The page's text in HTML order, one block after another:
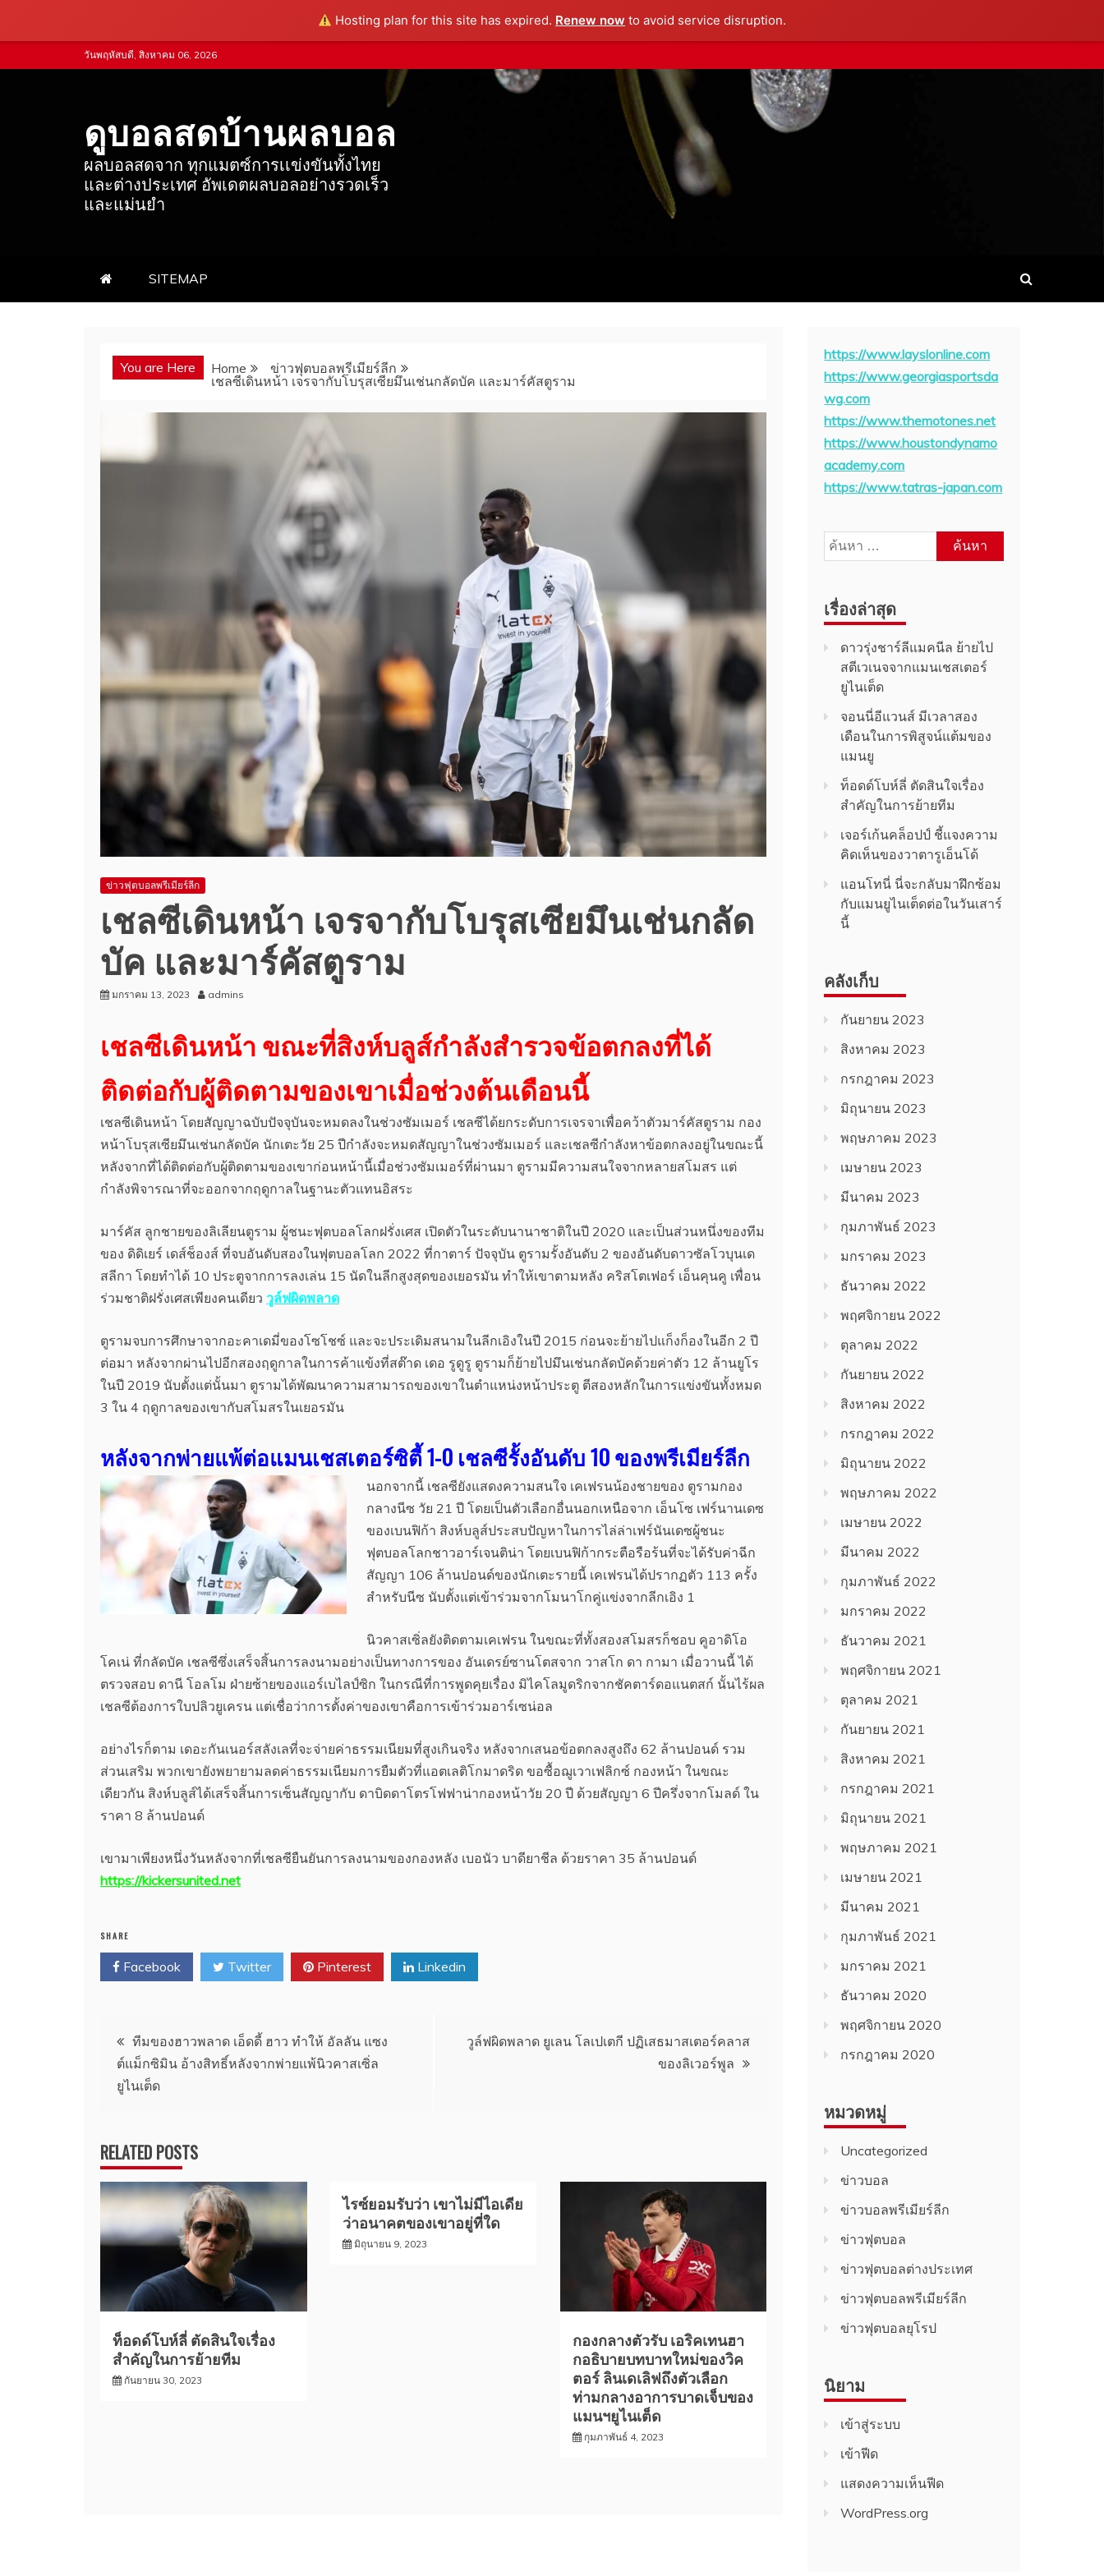
Hosting plan for this site has expired. Renew now to avoid service disruption.
to
วันพฤหัสบดี, สิงหาคม 06, 2026
ดูบอลสดบ้านผลบอล
ผลบอลสดจาก ทุกแมตซ์การเเข่งขันทั้งไทย
และต่างประเทศ อัพเดตผลบอลอย่างรวดเร็ว
และแม่นยำ
SITEMAP
You are Here Home
ข่าวฟุตบอลพรีเมียร์ลีก
เชลซีเดินหน้า เจรจากับโบรุสเซียมึนเช่นกลัดบัค และมาร์คัสตูราม
ข่าวฟุตบอลพรีเมียร์ลีก
เชลซีเดินหน้า เจรจากับโบรุสเซียมึนเช่นกลัด
บัค และมาร์คัสตูราม
มกราคม 13, 2023 admins
เชลซีเดินหน้า ขณะที่สิงห์บลูส์กำลังสำรวจข้อตกลงที่ได้
ติดต่อกับผู้ติดตามของเขาเมื่อช่วงต้นเดือนนี้
เชลซีเดินหน้า โดยสัญญาฉบับปัจจุบันจะหมดลงในช่วงซัมเมอร์ เชลซีได้ยกระดับการเจรจาเพื่อคว้าตัวมาร์คัสตูราม กอง
หน้าโบรุสเซียมึนเช่นกลัดบัค นักเตะวัย 25 ปีกำลังจะหมดสัญญาในช่วงซัมเมอร์ และเชลซีกำลังหาข้อตกลงอยู่ในขณะนี้
หลังจากที่ได้ติดต่อกับผู้ติดตามของเขาก่อนหน้านี้เมื่อช่วงซัมเมอร์ที่ผ่านมา ตูรามมีความสนใจจากหลายสโมสร แต่
กำลังพิจารณาที่จะออกจากฤดูกาลในฐานะตัวแทนอิสระ
มาร์คัส ลูกชายของลิเลียนตูราม ผู้ชนะฟุตบอลโลกฝรั่งเศส เปิดตัวในระดับนานาชาติในปี 2020 และเป็นส่วนหนึ่งของทีม
ของ ดิดิเยร์ เดส์ช็องส์ ที่จบอันดับสองในฟุตบอลโลก 2022 ที่กาตาร์ ปัจจุบัน ตูรามรั้งอันดับ 2 ของอันดับดาวซัลโวบุนเด
สลีกา โดยทำได้ 10 ประตูจากการลงเล่น 15 นัดในลีกสูงสุดของเยอรมัน ทำให้เขาตามหลัง คริสโตเฟอร์ เอ็นคุนคู เพื่อน
ร่วมชาติฝรั่งเศสเพียงคนเดียว วูล์ฟผิดพลาด
ตูรามจบการศึกษาจากอะคาเดมี่ของโซโชซ์ และจะประเดิมสนามในลีกเอิงในปี 2015 ก่อนจะย้ายไปแก็งก็องในอีก 2 ปี
ต่อมา หลังจากผ่านไปอีกสองฤดูกาลในการค้าแข้งที่สต๊าด เดอ รูดูรู ตูรามก็ย้ายไปมึนเช่นกลัดบัคด้วยค่าตัว 12 ล้านยูโร
ในปี 2019 นับตั้งแต่นั้นมา ตูรามได้พัฒนาความสามารถของเขาในตำแหน่งหน้าประตู ตีสองหลักในการแข่งขันทั้งหมด
3 ใน 4 ฤดูกาลของเขากับสโมสรในเยอรมัน
หลังจากพ่ายแพ้ต่อแมนเชสเตอร์ซิตี้ 1-0 เชลซีรั้งอันดับ 10 ของพรีเมียร์ลีก
นอกจากนี้ เชลซียังแสดงความสนใจ เคเฟรนน้องชายของ ตูรามกอง
กลางนีซ วัย 21 ปี โดยเป็นตัวเลือกอื่นนอกเหนือจาก เอ็นโซ เฟร์นานเดซ
ของเบนฟิก้า สิงห์บลูส์ประสบปัญหาในการไล่ล่าเฟร์นันเดซผู้ชนะ
ฟุตบอลโลกชาวอาร์เจนติน่า โดยเบนฟิก้ากระตือรือร้นที่จะได้รับค่าฉีก
สัญญา 106 ล้านปอนด์ของนักเตะรายนี้ เคเฟรนได้ปรากฏตัว 113 ครั้ง
สำหรับนีซ นับตั้งแต่เข้าร่วมจากโมนาโกคู่แข่งจากลีกเอิง 1
นิวคาสเซิ่ลยังติดตามเคเฟรน ในขณะที่ทั้งสองสโมสรก็ชอบ คูอาดิโอ
โคเน่ ที่กลัดบัค เชลซีซึ่งเสร็จสิ้นการลงนามอย่างเป็นทางการของ อันเดรย์ซานโตสจาก วาสโก ดา กามา เมื่อวานนี้ ได้
ตรวจสอบ ดานี โอลโม ฝ่ายซ้ายของแอร์เบไลป์ซิก ในกรณีที่การพูดคุยเรื่อง มิไคโลมูดริกจากชัคตาร์ดอแนตสก์ นั้นไร้ผล
เชลซีต้องการใบปลิวยูเครน แต่เชื่อว่าการตั้งค่าของเขาคือการเข้าร่วมอาร์เซน่อล
อย่างไรก็ตาม เดอะกันเนอร์สลังเลที่จะจ่ายค่าธรรมเนียมที่สูงเกินจริง หลังจากเสนอข้อตกลงสูงถึง 62 ล้านปอนด์ รวม
ส่วนเสริม พวกเขายังพยายามลดค่าธรรมเนียมการยืมตัวที่แอตเลติโกมาดริด ขอซื้อฌูเวาเฟลิกซ์ กองหน้า ในขณะ
เดียวกัน สิงห์บลูส์ได้เสร็จสิ้นการเซ็นสัญญากับ ดาบิดดาโตรโฟฟาน่ากองหน้าวัย 20 ปี ด้วยสัญญา 6 ปีครึ่งจากโมลด์ ใน
ราคา 8 ล้านปอนด์
เขามาเพียงหนึ่งวันหลังจากที่เชลซียืนยันการลงนามของกองหลัง เบอนัว บาดียาชีล ด้วยราคา 35 ล้านปอนด์
https://kickersunited.net
SHARE
Facebook Twitter Pinterest Linkedin
แนะแนว
เรื่อง
ทีมของฮาวพลาด เอ็ดดี้ ฮาว ทำให้ อัลลัน แซง
ต์แม็กซิมิน อ้างสิทธิ์หลังจากพ่ายแพ้นิวคาสเซิ่ล
ยูไนเต็ด
วูล์ฟผิดพลาด ยูเลน โลเปเตกี ปฏิเสธมาสเตอร์คลาส
ของลิเวอร์พูล
RELATED POSTS
ท็อดด์โบห์ลี่ ตัดสินใจเรื่อง
สำคัญในการย้ายทีม
กันยายน 30, 2023
ไรซ์ยอมรับว่า เขาไม่มีไอเดีย
ว่าอนาคตของเขาอยู่ที่ใด
มิถุนายน 9, 2023
กองกลางตัวรับ เอริคเทนฮา
กอธิบายบทบาทใหม่ของวิค
ตอร์ ลินเดเลิฟถึงตัวเลือก
ท่ามกลางอาการบาดเจ็บของ
แมนฯยูไนเต็ด
กุมภาพันธ์ 4, 2023
https://www.layslonline.com
https://www.georgiasportsda
wg.com
https://www.themotones.net
https://www.houstondynamo
academy.com
https://www.tatras-japan.com
ค้นหา
สำหรับ:
เรื่องล่าสุด
ดาวรุ่งชาร์ลีแมคนีล ย้ายไป
สตีเวเนจจากแมนเชสเตอร์
ยูไนเต็ด
จอนนี่อีแวนส์ มีเวลาสอง
เดือนในการพิสูจน์แต้มของ
แมนยู
ท็อดด์โบห์ลี่ ตัดสินใจเรื่อง
สำคัญในการย้ายทีม
เจอร์เก้นคล็อปป์ ชี้แจงความ
คิดเห็นของวาตารูเอ็นโด้
แอนโทนี่ นี่จะกลับมาฝึกซ้อม
กับแมนยูไนเต็ดต่อในวันเสาร์
นี้
คลังเก็บ
กันยายน 2023
สิงหาคม 2023
กรกฎาคม 2023
มิถุนายน 2023
พฤษภาคม 2023
เมษายน 2023
มีนาคม 2023
กุมภาพันธ์ 2023
มกราคม 2023
ธันวาคม 2022
พฤศจิกายน 2022
ตุลาคม 2022
กันยายน 2022
สิงหาคม 2022
กรกฎาคม 2022
มิถุนายน 2022
พฤษภาคม 2022
เมษายน 2022
มีนาคม 2022
กุมภาพันธ์ 2022
มกราคม 2022
ธันวาคม 2021
พฤศจิกายน 2021
ตุลาคม 2021
กันยายน 2021
สิงหาคม 2021
กรกฎาคม 2021
มิถุนายน 2021
พฤษภาคม 2021
เมษายน 2021
มีนาคม 2021
กุมภาพันธ์ 2021
มกราคม 2021
ธันวาคม 2020
พฤศจิกายน 2020
กรกฎาคม 2020
หมวดหมู่
Uncategorized
ข่าวบอล
ข่าวบอลพรีเมียร์ลีก
ข่าวฟุตบอล
ข่าวฟุตบอลต่างประเทศ
ข่าวฟุตบอลพรีเมียร์ลีก
ข่าวฟุตบอลยุโรป
นิยาม
เข้าสู่ระบบ
เข้าฟีด
แสดงความเห็นฟีด
WordPress.org